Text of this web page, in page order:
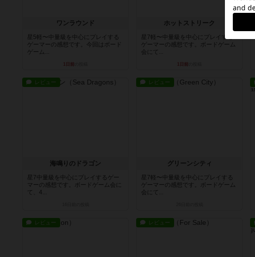
ワンラウンド
星5軽〜中量級を中心にプレイする
ゲーマーの感想です。今回はボード
ゲーム...
1日前
ホットストリーク
星7軽〜中量級を中心にプレイする
ゲーマーの感想です。ボードゲーム
会にて...
1日前
レビュー
海鳴りのドラゴン
星7中量級を中心にプレイするゲー
マーの感想です。ボードゲーム会に
て、4...
レビュー
グリーンシティ
星7軽〜中量級を中心にプレイする
ゲーマーの感想です。ボードゲーム
会にて...
レビュー レビュー